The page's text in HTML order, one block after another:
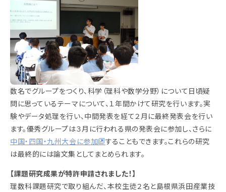
数名でグループをつくり、科学（理科や数学分野）について日頃疑
問に思っているテーマについて、１年間かけて研究を行います。実
験やデータ処理を行い、中間発表を経て２月に最終発表会を行い
ます。優秀グループは３月に行われる県の発表会に参加し、さらに
中国・四国・九州大会に参加
することもできます。これらの研究
は最終的には論文集としてまとめられます。
【課題研究成果が特許申請されました！】
理数科課題研究で取り組んだ、本校生徒２名と島根県浜田産業技